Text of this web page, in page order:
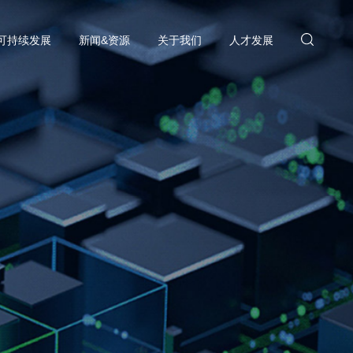
持续发展 新闻&资源 关于我们 人才发展